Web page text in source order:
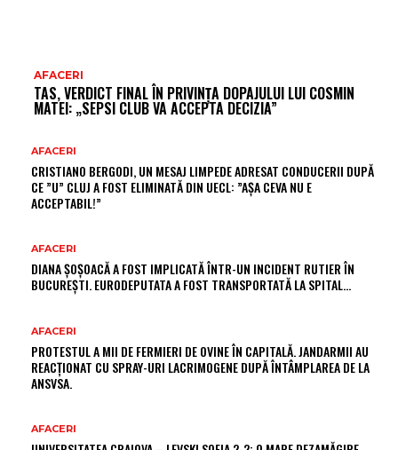
AFACERI
TAS, VERDICT FINAL ÎN PRIVINȚA DOPAJULUI LUI COSMIN
MATEI: „SEPSI CLUB VA ACCEPTA DECIZIA”
AFACERI
CRISTIANO BERGODI, UN MESAJ LIMPEDE ADRESAT CONDUCERII DUPĂ
CE ”U” CLUJ A FOST ELIMINATĂ DIN UECL: ”AȘA CEVA NU E
ACCEPTABIL!”
AFACERI
DIANA ȘOȘOACĂ A FOST IMPLICATĂ ÎNTR-UN INCIDENT RUTIER ÎN
BUCUREȘTI. EURODEPUTATA A FOST TRANSPORTATĂ LA SPITAL…
AFACERI
PROTESTUL A MII DE FERMIERI DE OVINE ÎN CAPITALĂ. JANDARMII AU
REACȚIONAT CU SPRAY-URI LACRIMOGENE DUPĂ ÎNTÂMPLAREA DE LA
ANSVSA.
AFACERI